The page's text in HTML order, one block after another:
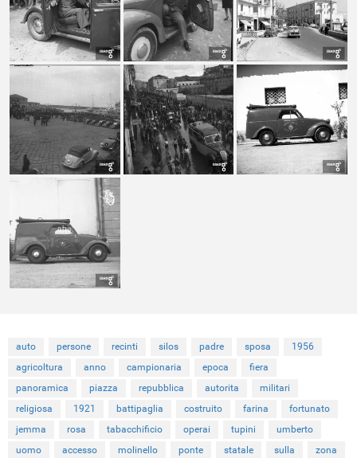
auto persone recinti silos padre sposa
1956
agricoltura
anno campionaria epoca
fiera
panoramica
piazza repubblica autorita
militari
religiosa
1921 battipaglia costruito farina
fortunato
jemma
rosa tabacchificio operai tupini
umberto
uomo
accesso molinello ponte statale sulla zona